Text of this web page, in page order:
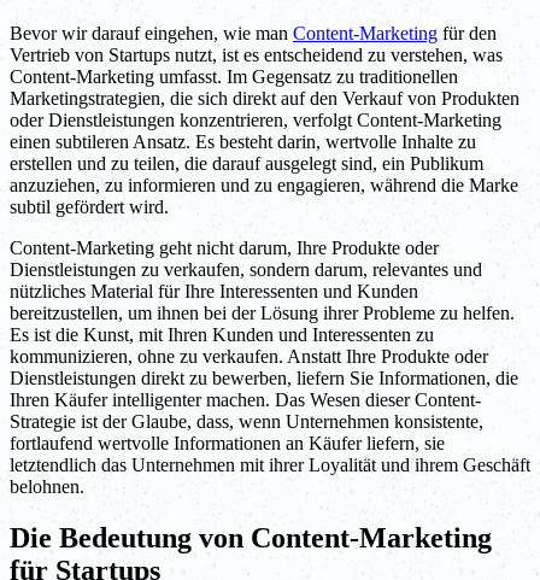
Bevor wir darauf eingehen, wie man Content-Marketing für den
Vertrieb von Startups nutzt, ist es entscheidend zu verstehen, was
Content-Marketing umfasst. Im Gegensatz zu traditionellen
Marketingstrategien, die sich direkt auf den Verkauf von Produkten
oder Dienstleistungen konzentrieren, verfolgt Content-Marketing
einen subtileren Ansatz. Es besteht darin, wertvolle Inhalte zu
erstellen und zu teilen, die darauf ausgelegt sind, ein Publikum
anzuziehen, zu informieren und zu engagieren, während die Marke
subtil gefördert wird.
Content-Marketing geht nicht darum, Ihre Produkte oder
Dienstleistungen zu verkaufen, sondern darum, relevantes und
nützliches Material für Ihre Interessenten und Kunden
bereitzustellen, um ihnen bei der Lösung ihrer Probleme zu helfen.
Es ist die Kunst, mit Ihren Kunden und Interessenten zu
kommunizieren, ohne zu verkaufen. Anstatt Ihre Produkte oder
Dienstleistungen direkt zu bewerben, liefern Sie Informationen, die
Ihren Käufer intelligenter machen. Das Wesen dieser Content-
Strategie ist der Glaube, dass, wenn Unternehmen konsistente,
fortlaufend wertvolle Informationen an Käufer liefern, sie
letztendlich das Unternehmen mit ihrer Loyalität und ihrem Geschäft
belohnen.
Die Bedeutung von Content-Marketing
für Startups